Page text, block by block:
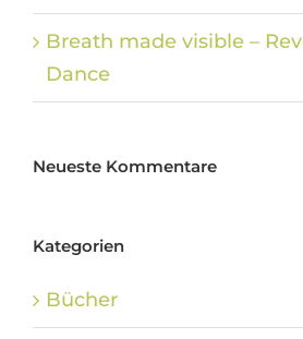
Breath made visible –
Dance
Neueste Kommentare
Kategorien
Bücher